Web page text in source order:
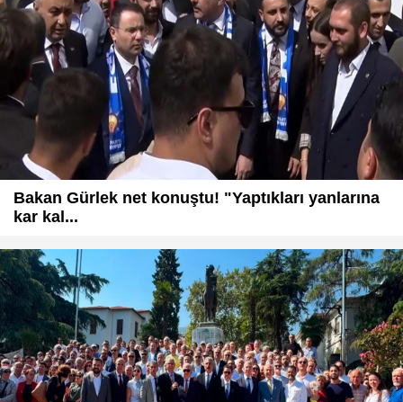
Bakan Gürlek net konuştu! "Yaptıkları yanlarına
kar kal...